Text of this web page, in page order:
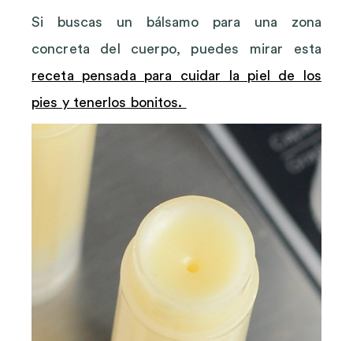
Si buscas un bálsamo para una zona
concreta del cuerpo, puedes mirar esta
receta pensada para cuidar la piel de los
pies y tenerlos bonitos.